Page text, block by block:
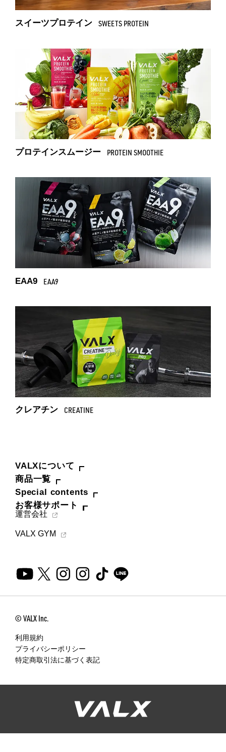
スイーツプロテイン SWEETS PROTEIN
プロテインスムージー PROTEIN SMOOTHIE
EAA9 EAA9
クレアチン CREATINE
VALXについて
商品一覧
Special contents
お客様サポート
運営会社
VALX GYM
© VALX Inc.
利用規約
プライバシーポリシー
特定商取引法に基づく表記